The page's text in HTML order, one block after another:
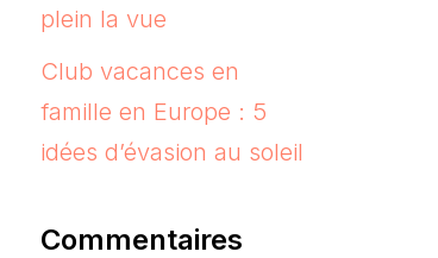
plein la vue
Club vacances en
famille en Europe : 5
idées d’évasion au soleil
Commentaires